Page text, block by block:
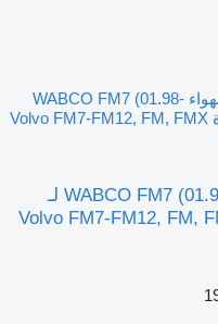
صمام الهواء WABCO FM7 (01.98-
12.01) 4757110740 لـ السيارات القاطرة Volvo FM7-FM12, FM, FMX
صمام الهواء WABCO FM7 (01.98-12.01) 4757110740 لـ